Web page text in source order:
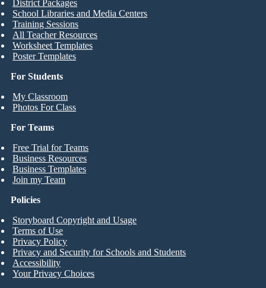
For Students
My Classroom
Photos For Class
District Packages
School Libraries and Media Centers
Training Sessions
All Teacher Resources
Worksheet Templates
Poster Templates
For Teams
Free Trial for Teams
Business Resources
Business Templates
Join my Team
Policies
Storyboard Copyright and Usage
Terms of Use
Privacy Policy
Privacy and Security for Schools and Students
Accessibility
Your Privacy Choices